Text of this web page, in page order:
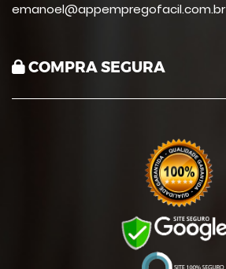
emanoel@appempregofacil.com.br
COMPRA SEGURA